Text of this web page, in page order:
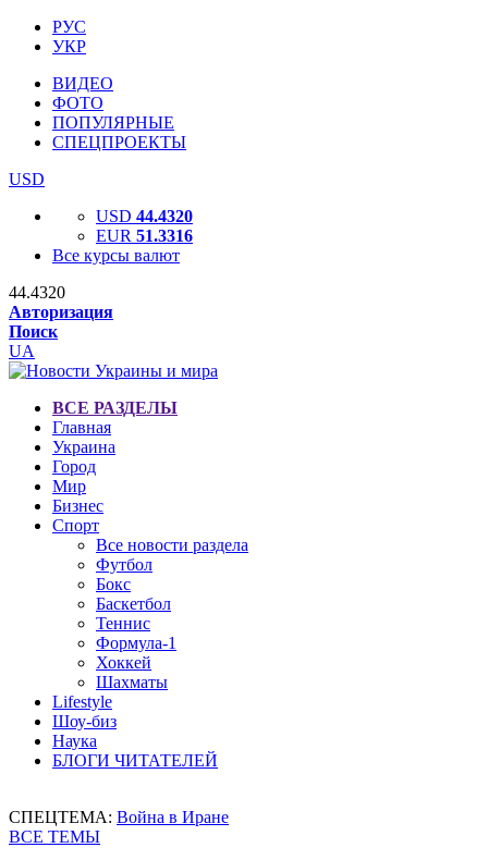
РУС
УКР
ВИДЕО
ФОТО
ПОПУЛЯРНЫЕ
СПЕЦПРОЕКТЫ
USD
USD 44.4320
EUR 51.3316
Все курсы валют
44.4320
Авторизация
Поиск
UA
ВСЕ РАЗДЕЛЫ
Главная
Украина
Город
Мир
Бизнес
Спорт
Все новости раздела
Футбол
Бокс
Баскетбол
Теннис
Формула-1
Хоккей
Шахматы
Lifestyle
Шоу-биз
Наука
БЛОГИ ЧИТАТЕЛЕЙ
СПЕЦТЕМА: Война в Иране
ВСЕ ТЕМЫ